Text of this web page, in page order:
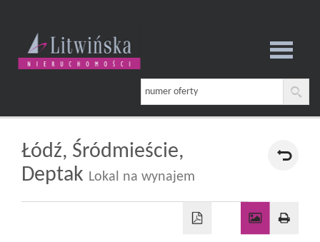
Strona
główna
Łódź, Śródmieście,
Deptak Lokal na wynajem